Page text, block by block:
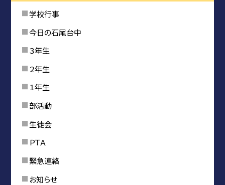
学校行事
今日の石尾台中
３年生
２年生
１年生
部活動
生徒会
ＰＴＡ
緊急連絡
お知らせ